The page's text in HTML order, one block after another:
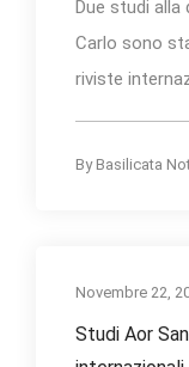
Due studi alla
Carlo sono
riviste
By Basilicata
Novembre 22,
Studi Aor